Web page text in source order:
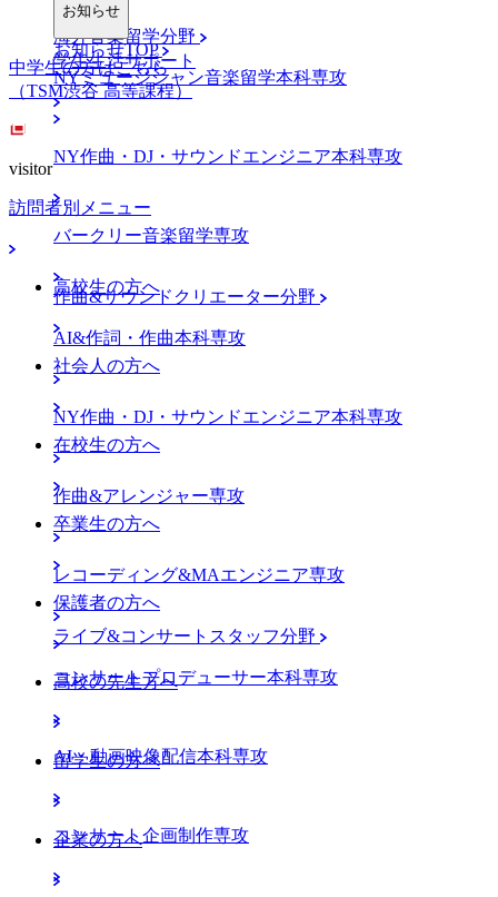
海外音楽留学分野
NYミュージシャン音楽留学本科専攻
NY作曲・DJ・サウンドエンジニア本科専攻
バークリー音楽留学専攻
作曲&サウンドクリエーター分野
AI&作詞・作曲本科専攻
NY作曲・DJ・サウンドエンジニア本科専攻
作曲&アレンジャー専攻
レコーディング&MAエンジニア専攻
ライブ&コンサートスタッフ分野
コンサートプロデューサー本科専攻
AI・動画映像配信本科専攻
コンサート企画制作専攻
学生生活サポート
お知らせ
お知らせTOP
中学生の方はこちら
（TSM渋谷 高等課程）
visitor
訪問者別メニュー
高校生の方へ
社会人の方へ
在校生の方へ
卒業生の方へ
保護者の方へ
高校の先生方へ
留学生の方へ
企業の方へ